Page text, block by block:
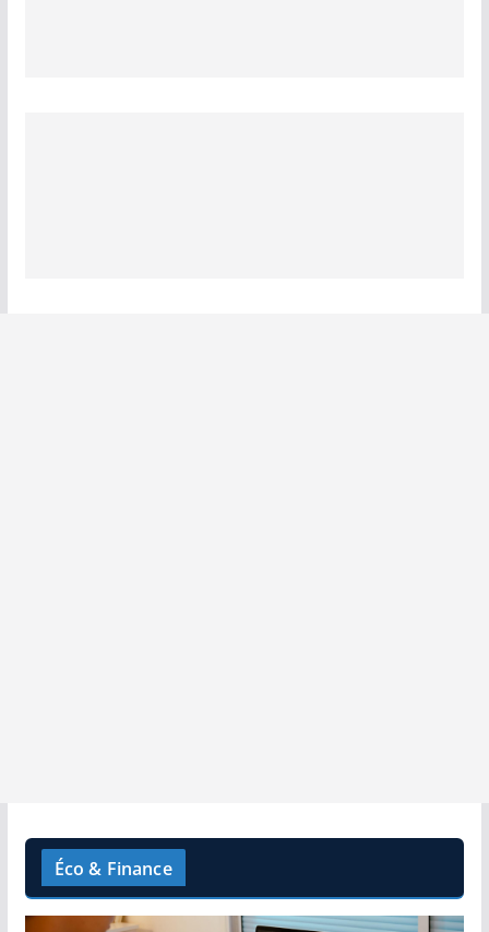
Éco & Finance